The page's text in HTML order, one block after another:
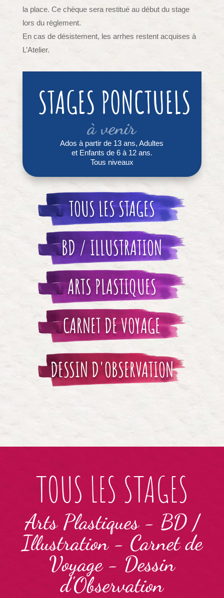
la place. Ce chèque sera restitué au début du stage
lors du règlement.
En cas de désistement, les arrhes restent acquises à
L’Atelier.
STAGES PONCTUELS
à venir
Ados à partir de 13 ans, Adultes
et Enfants de 6 à 12 ans.
Tous niveaux
TOUS LES STAGES
BD / ILLUSTRATION
ARTS PLASTIQUES
CARNET DE VOYAGE
DESSIN D'OBSERVATION
TOUS LES STAGES
Arts Plastiques- BD /
Illustration- Carnet de
Voyage- Dessin
d'Observation